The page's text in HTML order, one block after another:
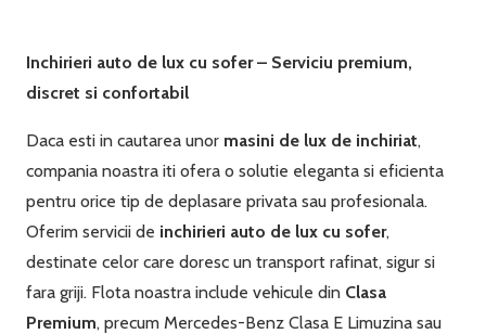
Inchirieri auto de lux cu sofer – Serviciu premium,
discret si confortabil
Daca esti in cautarea unor masini de lux de inchiriat,
compania noastra iti ofera o solutie eleganta si eficienta
pentru orice tip de deplasare privata sau profesionala.
Oferim servicii de inchirieri auto de lux cu sofer,
destinate celor care doresc un transport rafinat, sigur si
fara griji. Flota noastra include vehicule din Clasa
Premium, precum Mercedes-Benz Clasa E Limuzina sau